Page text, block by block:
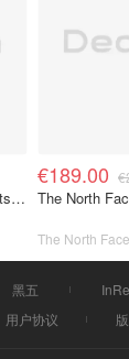
The North Face 1996 Retro Nuptse羽绒服
€189.00
The North
The North
黑五
用户协议